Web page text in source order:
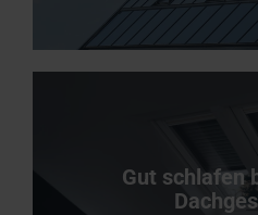
Gut schlafen